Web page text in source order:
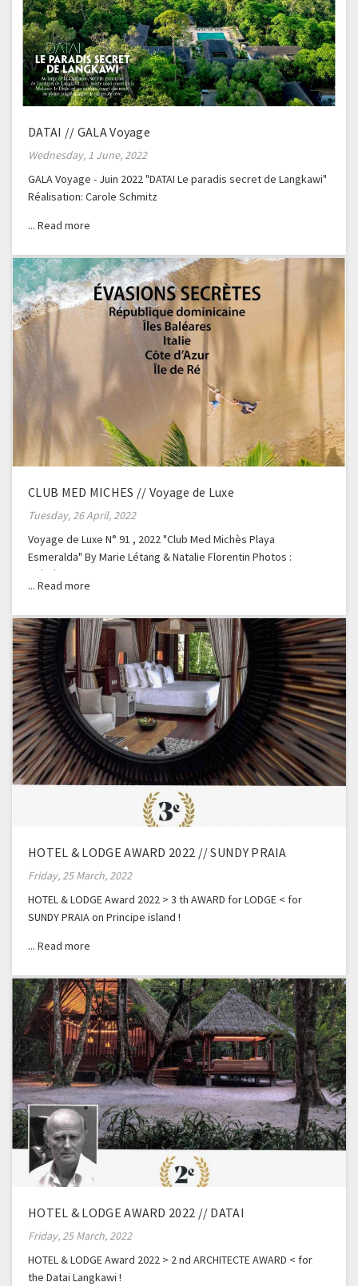
DATAI // GALA Voyage
Wednesday, 1 June, 2022
GALA Voyage - Juin 2022 "DATAI Le paradis secret de Langkawi"
Réalisation: Carole Schmitz
CLUB MED MICHES // Voyage de Luxe
Tuesday, 26 April, 2022
Voyage de Luxe N° 91 , 2022 "Club Med Michès Playa
Esmeralda" By Marie Létang & Natalie Florentin Photos :
Frédéric Ducout
HOTEL & LODGE AWARD 2022 // SUNDY PRAIA
Friday, 25 March, 2022
HOTEL & LODGE Award 2022 > 3 th AWARD for LODGE < for
SUNDY PRAIA on Principe island !
HOTEL & LODGE AWARD 2022 // DATAI
Friday, 25 March, 2022
HOTEL & LODGE Award 2022 > 2 nd ARCHITECTE AWARD < for
the Datai Langkawi !